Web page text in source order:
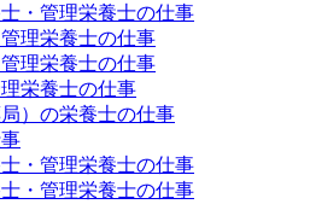
・管理栄養士の仕事
理栄養士の仕事
理栄養士の仕事
栄養士の仕事
）の栄養士の仕事
・管理栄養士の仕事
・管理栄養士の仕事